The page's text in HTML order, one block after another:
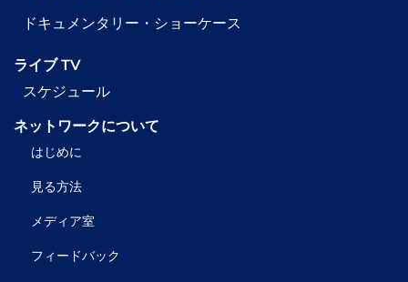
ドキュメンタリー・ショーケース
ライブ TV
スケジュール
ネットワークについて
はじめに
見る方法
メディア室
フィードバック